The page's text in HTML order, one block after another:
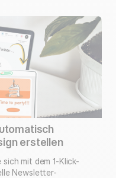
erstellen
sich mit dem 1-Klick-
Newsletter-